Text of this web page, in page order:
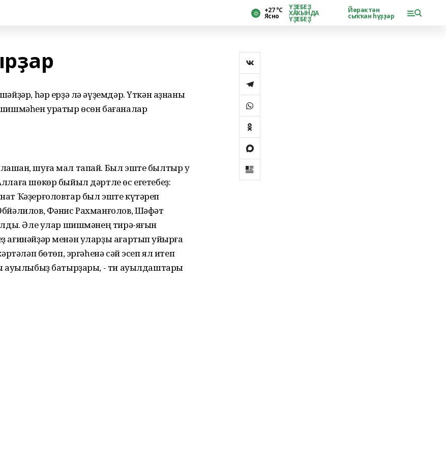
+27 °С
Ясно
ҮҘЕБЕҘ
ХАҠЫНДА
ҮҘЕБЕҘ
Йөрәктән
сыҡҡан һүҙҙәр
һәр ерҙә лә әүҙемдәр. Үткән аҙнаны
шишмәһен уратыр өсөн бағаналар
шуға мал тапай. Был эште былтыр уҡ
шөкөр быйыл дәртле өс егетебеҙ:
Ҡәҙерғоловтар был эште күтәреп
Фәнис Рахманғолов, Шәфҡәт
Әле улар шишмәнең тирә-яғын
менән уларҙы ағартып ҡуйырға
бөтөп, эргәһенә сәй эсеп ял итеп
ауылыбыҙ батырҙары, - ти ауылдаштары